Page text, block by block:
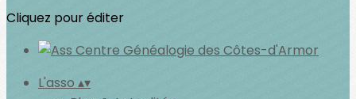
Cliquez pour éditer
L'asso ▴▾